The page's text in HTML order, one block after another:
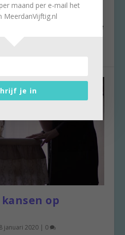
overheid nog eens meer
uit om scholieren beter te
op
januari 2020 | 0
maand per e-mail het
MeerdanVijftig.nl
je in